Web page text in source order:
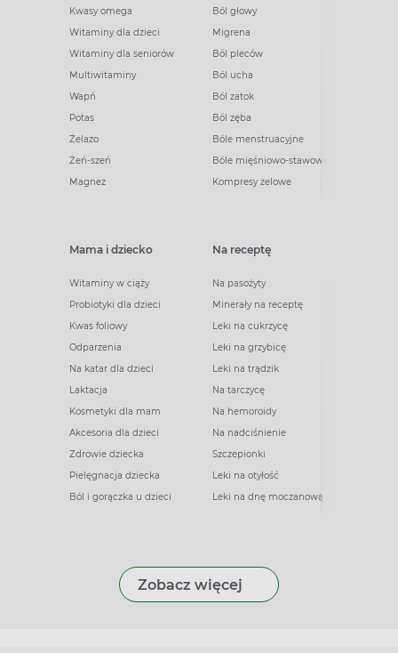
Kwasy omega
Witaminy dla dzieci
Witaminy dla seniorów
Multiwitaminy
Wapń
Potas
Żelazo
Żeń-szeń
Magnez
Ból głowy
Migrena
Ból pleców
Ból ucha
Ból zatok
Ból zęba
Bóle menstruacyjne
Bóle mięśniowo-stawowe
Kompresy żelowe
Mama i dziecko
Witaminy w ciąży
Probiotyki dla dzieci
Kwas foliowy
Odparzenia
Na katar dla dzieci
Laktacja
Kosmetyki dla mam
Akcesoria dla dzieci
Zdrowie dziecka
Pielęgnacja dziecka
Ból i gorączka u dzieci
Na receptę
Na pasożyty
Minerały na receptę
Leki na cukrzycę
Leki na grzybicę
Leki na trądzik
Na tarczycę
Na hemoroidy
Na nadciśnienie
Szczepionki
Leki na otyłość
Leki na dnę moczanową
Zobacz więcej